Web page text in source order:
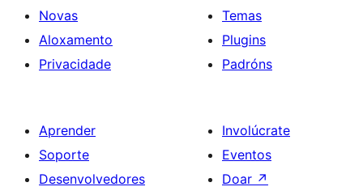
Novas
Aloxamento
Privacidade
Temas
Plugins
Padróns
Aprender
Soporte
Desenvolvedores
Involúcrate
Eventos
Doar ↗